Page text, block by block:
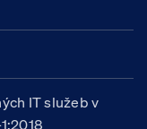
IT služeb v